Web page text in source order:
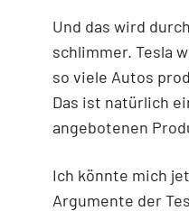
Und das wird
schlimmer. Tesla
so viele Autos
Das ist natürlich
angebotenen
Ich könnte mich
Argumente der